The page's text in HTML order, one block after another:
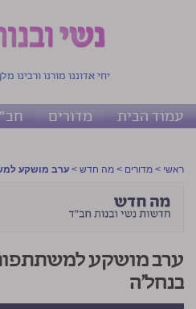
יחי אדוננו מורנו
עמוד הבית מדורים
ראשי > מדורים > מה חדש > ערב מושקע
ערב מושקע
בנחל'ה